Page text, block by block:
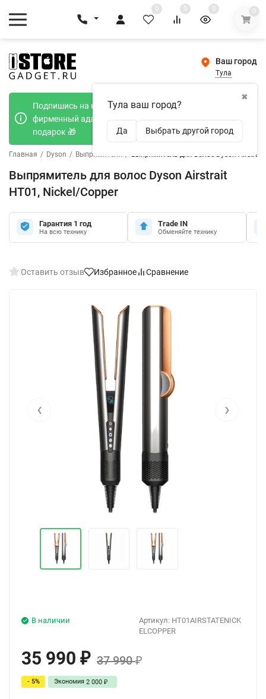
0 0 0 0
Ваш город
Тула
✖
Тула ваш город?
Да Выбрать другой город
Подпишись на наш телеграмм канал и получи
фирменный адаптер Type-C 20W при покупке в
подарок 🎁
Главная / Dyson / Выпрямители / Выпрямитель для волос Dyson Airstrait
Выпрямитель для волос Dyson Airstrait
HT01, Nickel/Copper
Гарантия 1 год
На всю технику
Trade IN
Обменяйте технику
Оставить отзыв Избранное Сравнение
‹ ›
Артикул: HT01AIRSTATENICK
ELCOPPER
В наличии
35 990 ₽ 37 990₽
- 5% Экономия 2 000 ₽